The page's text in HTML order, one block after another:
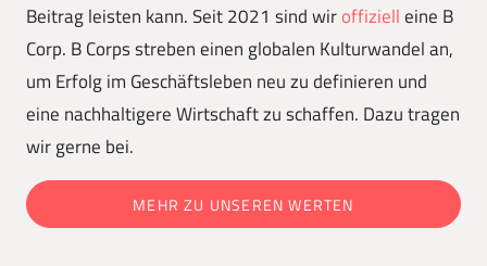
Beitrag leisten kann. Seit 2021 sind wiroffizielleine B
Corp. B Corps streben einen globalen Kulturwandel an,
um Erfolg im Geschäftsleben neu zu definieren und
eine nachhaltigere Wirtschaft zu schaffen. Dazu tragen
wir gerne bei.
MEHR ZU UNSEREN WERTEN